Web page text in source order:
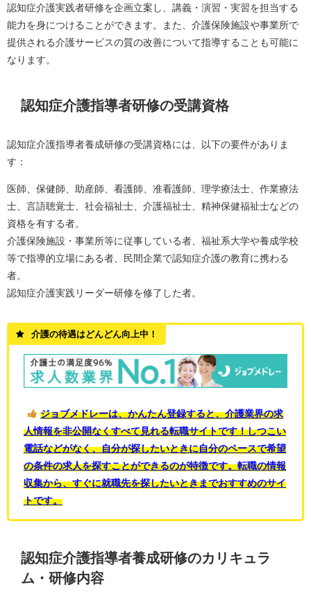
認知症介護実践者研修を企画立案し、講義・演習・実習を担当する
能力を身につけることができます。また、介護保険施設や事業所で
提供される介護サービスの質の改善について指導することも可能に
なります。
認知症介護指導者研修の受講資格
認知症介護指導者養成研修の受講資格には、以下の要件がありま
す：
医師、保健師、助産師、看護師、准看護師、理学療法士、作業療法
士、言語聴覚士、社会福祉士、介護福祉士、精神保健福祉士などの
資格を有する者。
介護保険施設・事業所等に従事している者、福祉系大学や養成学校
等で指導的立場にある者、民間企業で認知症介護の教育に携わる
者。
認知症介護実践リーダー研修を修了した者。
介護の待遇はどんどん向上中！
ジョブメドレーは、かんたん登録すると、介護業界の求
人情報を非公開なくすべて見れる転職サイトです！しつこい
電話などがなく、自分が探したいときに自分のペースで希望
の条件の求人を探すことができるのが特徴です。転職の情報
収集から、すぐに就職先を探したいときまでおすすめのサイ
トです。
認知症介護指導者養成研修のカリキュラ
ム・研修内容